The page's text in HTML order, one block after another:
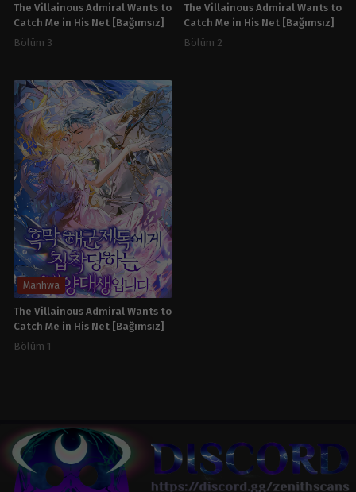
The Villainous Admiral Wants to
Catch Me in His Net [Bağımsız]
Bölüm 3
The Villainous Admiral Wants to
Catch Me in His Net [Bağımsız]
Bölüm 2
Manhwa
The Villainous Admiral Wants to
Catch Me in His Net [Bağımsız]
Bölüm 1